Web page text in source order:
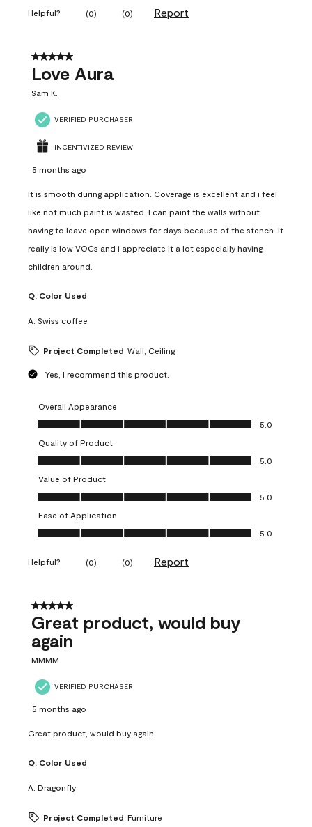
Helpful? (0) (0) Report
5 out of 5 stars.
Love Aura
Sam K.
VERIFIED PURCHASER
INCENTIVIZED REVIEW
5 months ago
It is smooth during application. Coverage is excellent and i feel
like not much paint is wasted. I can paint the walls without
having to leave open windows for days because of the stench. It
really is low VOCs and i appreciate it a lot especially having
children around.
Q: Color Used
A: Swiss coffee
Project Completed Wall, Ceiling
Yes, I recommend this product.
Overall Appearance
Overall Appearance, 5.0 out of 5
5.0
Quality of Product
Quality of Product, 5.0 out of 5
5.0
Value of Product
Value of Product, 5.0 out of 5
5.0
Ease of Application
Ease of Application, 5.0 out of 5
5.0
Helpful? (0) (0) Report
5 out of 5 stars.
Great product, would buy
again
MMMM
VERIFIED PURCHASER
5 months ago
Great product, would buy again
Q: Color Used
A: Dragonfly
Project Completed Furniture